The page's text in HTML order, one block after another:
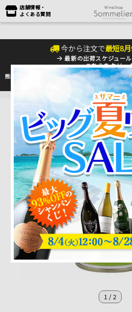
店舗情報・
よくある質問
今から注文で最短8月
最新の出荷スケジュー
こちらをクリッ
熊本地震の影響により九州への配送に遅れが生
のHP
をご確認下さ
1 / 2